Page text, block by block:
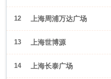
12 上海周浦万达广场
13 上海世博源
14 上海长泰广场